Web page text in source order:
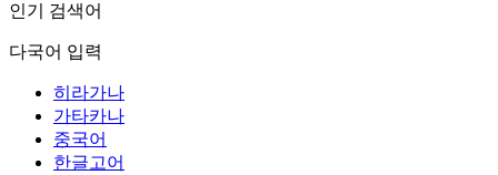
인기 검색어
다국어 입력
히라가나
가타카나
중국어
한글고어